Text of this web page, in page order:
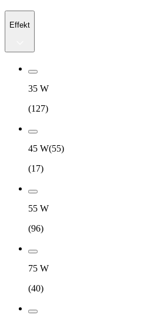
Effekt
35 W
(127)
45 W(55)
(17)
55 W
(96)
75 W
(40)